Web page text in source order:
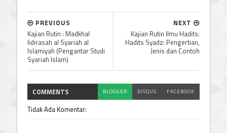
NEXT
Kajian Rutin Ilmu Hadits:
Hadits Syadz: Pengertian,
Jenis dan Contoh
PREVIOUS
Kajian Rutin : Madkhal
lidirasah al Syariah al
Islamiyah (Pengantar Studi
Syariah Islam)
COMMENTS BLOGGER DISQUS FACEBOOK
Tidak Ada Komentar: